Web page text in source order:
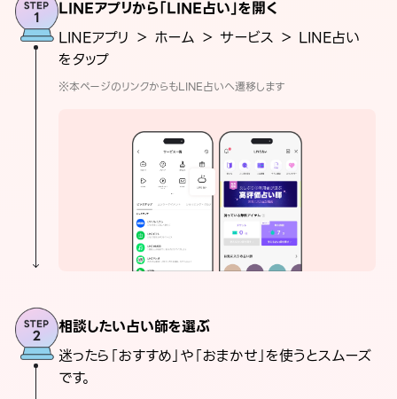
LINEアプリから「LINE占い」を開く
LINEアプリ ＞ ホーム ＞ サービス ＞ LINE占い
をタップ
※本ページのリンクからもLINE占いへ遷移します
相談したい占い師を選ぶ
迷ったら「おすすめ」や「おまかせ」を使うとスムーズ
です。